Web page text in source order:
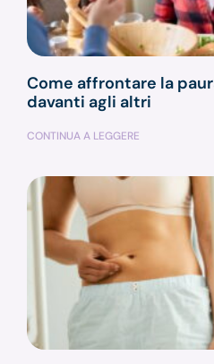
Come affrontare la
davanti agli altri
CONTINUA A LEGGERE